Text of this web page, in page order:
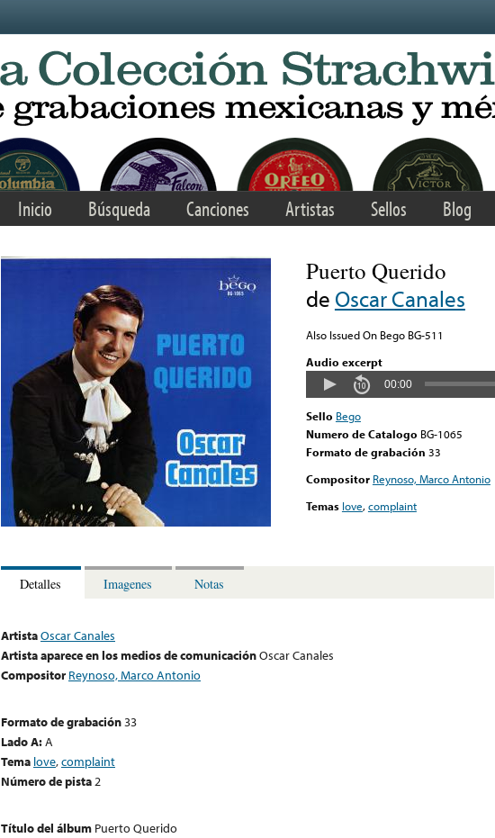
Inicio Búsqueda Canciones Artistas Sellos Blog
Puerto Querido
de Oscar Canales
Also Issued On Bego BG-511
Audio excerpt
00:00
Sello Bego
Numero de Catalogo BG-1065
Formato de grabación 33
Compositor Reynoso, Marco Antonio
Temas love,complaint
Detalles Imagenes Notas
ArtistaOscar Canales
Artista aparece en los medios de comunicaciónOscar Canales
Compositor Reynoso, Marco Antonio
Formato de grabación33
Lado A:A
Tema love,complaint
Número de pista2
Título del álbum Puerto Querido